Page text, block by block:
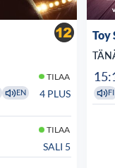
TILAA
EN
4 PLUS
TILAA
SALI 5
Toy
FI